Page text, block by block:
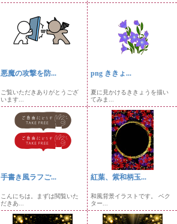
悪魔の攻撃を防...
ご覧いただきありがとうござ
います...
png ききょ...
夏に見かけるききょうを描い
てみま...
手書き風ラフご...
こんにちは。まずは閲覧いた
だきあ...
紅葉、紫和柄玉...
和風背景イラストです。 ベク
ター...